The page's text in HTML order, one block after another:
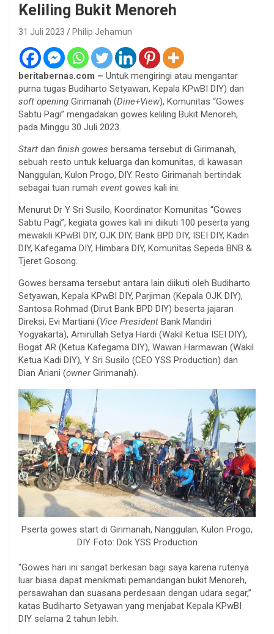
Keliling Bukit Menoreh
31 Juli 2023 Philip Jehamun
beritabernas.com – Untuk mengiringi atau mengantar
purna tugas Budiharto Setyawan, Kepala KPwBI DIY) dan
soft opening Girimanah (Dine+View), Komunitas “Gowes
Sabtu Pagi” mengadakan gowes keliling Bukit Menoreh,
pada Minggu 30 Juli 2023.
Start dan finish gowes bersama tersebut di Girimanah,
sebuah resto untuk keluarga dan komunitas, di kawasan
Nanggulan, Kulon Progo, DIY. Resto Girimanah bertindak
sebagai tuan rumah event gowes kali ini.
Menurut Dr Y Sri Susilo, Koordinator Komunitas “Gowes
Sabtu Pagi”, kegiata gowes kali ini diikuti 100 peserta yang
mewakili KPwBI DIY, OJK DIY, Bank BPD DIY, ISEI DIY, Kadin
DIY, Kafegama DIY, Himbara DIY, Komunitas Sepeda BNB &
Tjeret Gosong.
Gowes bersama tersebut antara lain diikuti oleh Budiharto
Setyawan, Kepala KPwBI DIY, Parjiman (Kepala OJK DIY),
Santosa Rohmad (Dirut Bank BPD DIY) beserta jajaran
Direksi, Evi Martiani (Vice President Bank Mandiri
Yogyakarta), Amirullah Setya Hardi (Wakil Ketua ISEI DIY),
Bogat AR (Ketua Kafegama DIY), Wawan Harmawan (Wakil
Ketua Kadi DIY), Y Sri Susilo (CEO YSS Production) dan
Dian Ariani (ownerGirimanah).
Pserta gowes start di Girimanah, Nanggulan, Kulon Progo,
DIY. Foto: Dok YSS Production
“Gowes hari ini sangat berkesan bagi saya karena rutenya
luar biasa dapat menikmati pemandangan bukit Menoreh,
persawahan dan suasana perdesaan dengan udara segar,”
katas Budiharto Setyawan yang menjabat Kepala KPwBI
DIY selama 2 tahun lebih.